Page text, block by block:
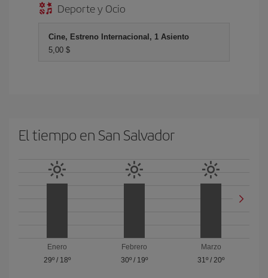
Deporte y Ocio
Cine, Estreno Internacional, 1 Asiento
5,00 $
El tiempo en San Salvador
Enero
29º/ 18º
Febrero
30º/ 19º
Marzo
31º /20º